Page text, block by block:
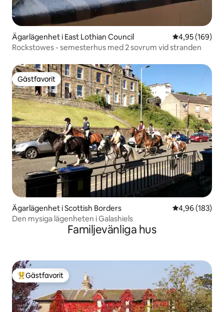
Ägarlägenhet i East Lothian Council 4,95 av 5 i
4,95 (169)
Rockstowes - semesterhus med 2 sovrum vid stranden
Gästfavorit
Gästfavorit
Ägarlägenhet i Scottish Borders 4,96 av 5 i
4,96 (183)
Den mysiga lägenheten i Galashiels
Familjevänliga hus
Populär gästfavorit
Gästfavorit